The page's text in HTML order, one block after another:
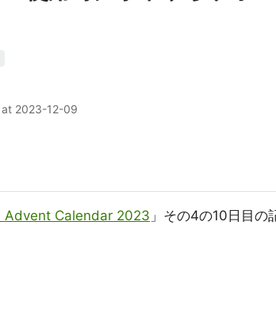
at 2023-12-09
Advent Calendar 2023 」その4の10日目の